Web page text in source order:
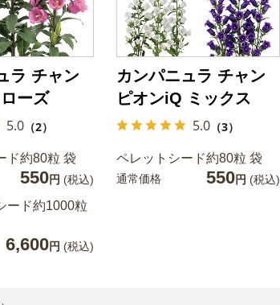
ラ チャン
ーズ
5.0 （2）
ド約80粒 袋
550円 (税込)
ード約1000粒
6,600円 (税込)
カンパニュラ チャン
ピオンiQ ミックス
5.0 （3）
ペレットシード約80粒 袋
通常価格 550円 (税込)